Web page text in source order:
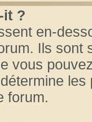
it ?
en-
Ils
vous
forum.